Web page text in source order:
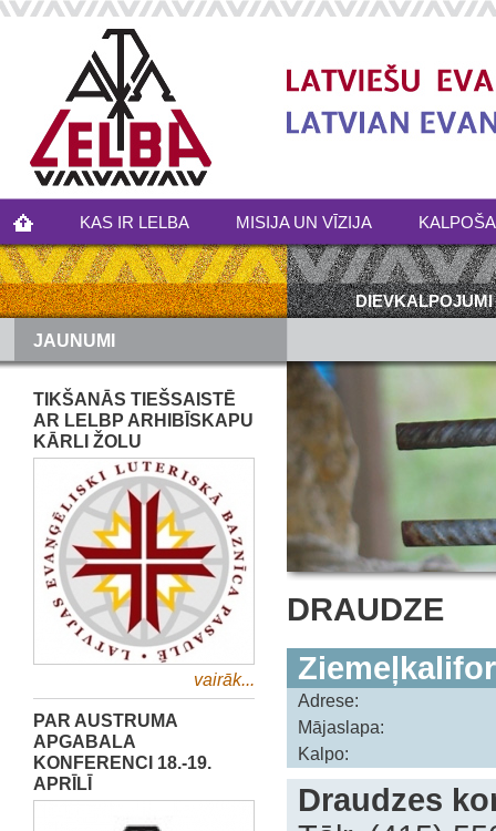
KAS IR LELBA MISIJA UN VĪZIJA
DIEVKALPOJUMI
JAUNUMI
TIKŠANĀS TIEŠSAISTĒ
AR LELBP ARHIBĪSKAPU
KĀRLI ŽOLU
vairāk...
PAR AUSTRUMA
APGABALA
KONFERENCI 18.-19.
APRĪLĪ
DRAUDZE
Adrese:
Mājaslapa:
Kalpo:
Draudzes